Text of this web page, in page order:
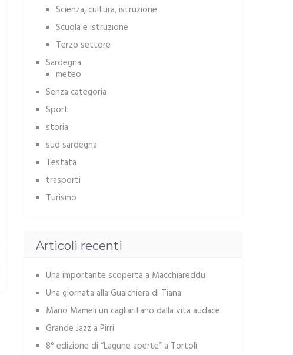
Scienza, cultura, istruzione
Scuola e istruzione
Terzo settore
Sardegna
meteo
Senza categoria
Sport
storia
sud sardegna
Testata
trasporti
Turismo
Articoli recenti
Una importante scoperta a Macchiareddu
Una giornata alla Gualchiera di Tiana
Mario Mameli un cagliaritano dalla vita audace
Grande Jazz a Pirri
8° edizione di “Lagune aperte” a Tortolì